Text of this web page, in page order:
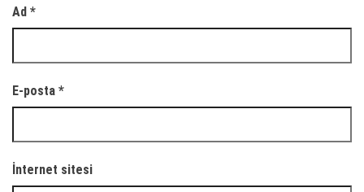
Ad *
E-posta *
İnternet sitesi